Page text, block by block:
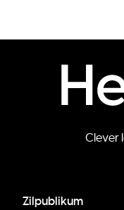
Clever
Zilpublikum